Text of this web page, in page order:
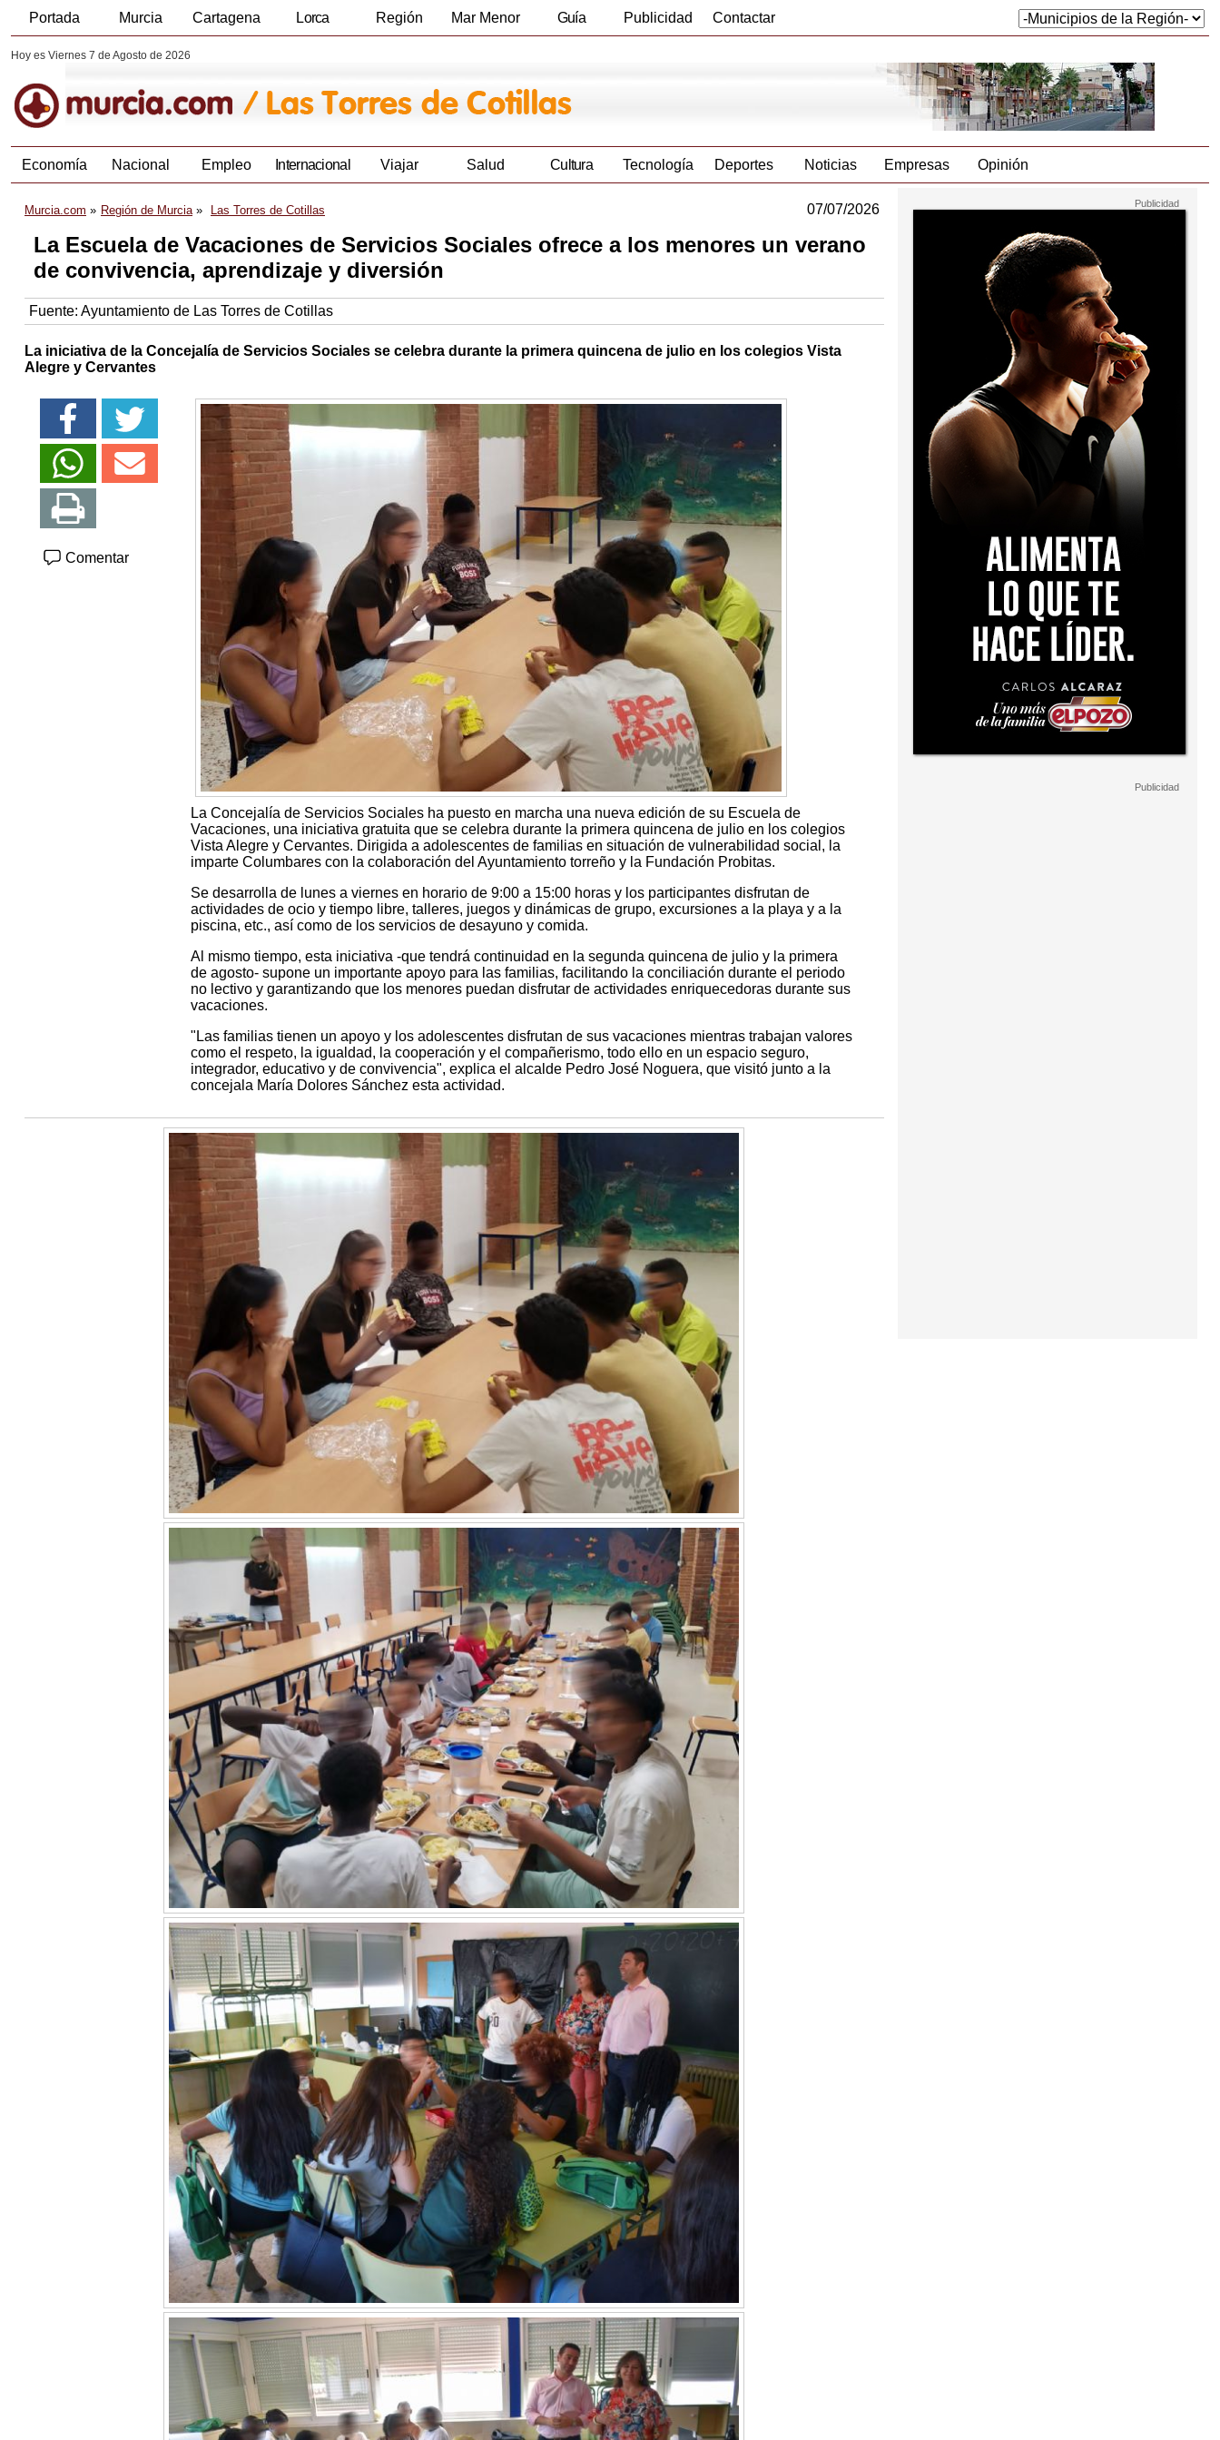
Portada Murcia Cartagena Lorca Región Mar Menor Guía Publicidad Contactar
Hoy es Viernes 7 de Agosto de 2026
Economía Nacional Empleo Internacional Viajar Salud Cultura Tecnología Deportes Noticias Empresas Opinión
Murcia.com Región de Murcia Las Torres de Cotillas 07/07/2026
La Escuela de Vacaciones de Servicios Sociales ofrece a los menores un verano
de convivencia, aprendizaje y diversión
Fuente: Ayuntamiento de Las Torres de Cotillas
La iniciativa de la Concejalía de Servicios Sociales se celebra durante la primera quincena de julio en los colegios Vista
Alegre y Cervantes
Comentar
La Concejalía de Servicios Sociales ha puesto en marcha una nueva edición de su Escuela de
Vacaciones, una iniciativa gratuita que se celebra durante la primera quincena de julio en los colegios
Vista Alegre y Cervantes. Dirigida a adolescentes de familias en situación de vulnerabilidad social, la
imparte Columbares con la colaboración del Ayuntamiento torreño y la Fundación Probitas.
Se desarrolla de lunes a viernes en horario de 9:00 a 15:00 horas y los participantes disfrutan de
actividades de ocio y tiempo libre, talleres, juegos y dinámicas de grupo, excursiones a la playa y a la
piscina, etc., así como de los servicios de desayuno y comida.
Al mismo tiempo, esta iniciativa -que tendrá continuidad en la segunda quincena de julio y la primera
de agosto- supone un importante apoyo para las familias, facilitando la conciliación durante el periodo
no lectivo y garantizando que los menores puedan disfrutar de actividades enriquecedoras durante sus
vacaciones.
"Las familias tienen un apoyo y los adolescentes disfrutan de sus vacaciones mientras trabajan valores
como el respeto, la igualdad, la cooperación y el compañerismo, todo ello en un espacio seguro,
integrador, educativo y de convivencia", explica el alcalde Pedro José Noguera, que visitó junto a la
concejala María Dolores Sánchez esta actividad.